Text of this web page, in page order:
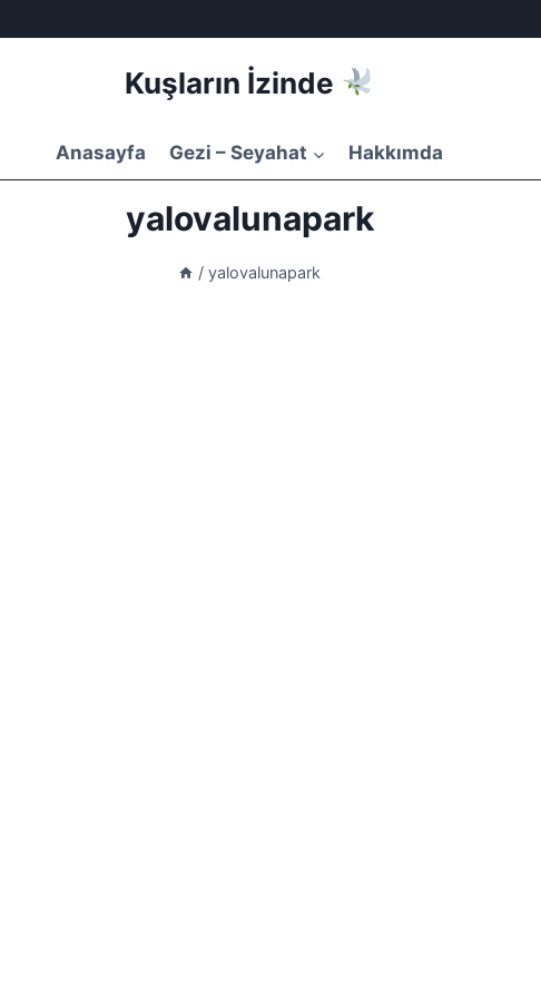
Kuşların İzinde
Anasayfa Gezi – Seyahat Hakkımda
yalovalunapark
/ yalovalunapark